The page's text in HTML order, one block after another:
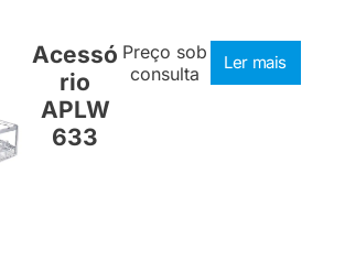
Acessó
rio
APLW
633
Preço sob
consulta
Ler mais